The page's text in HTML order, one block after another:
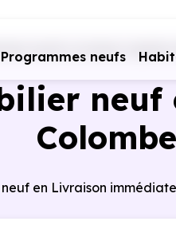
Programmes neufs
neufs Livraison rapide
en Livraison